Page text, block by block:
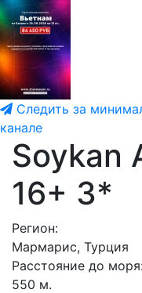
Следить за
канале
Soykan
16+ 3*
Регион:
Мармарис, Турция
Расстояние до
550 м.